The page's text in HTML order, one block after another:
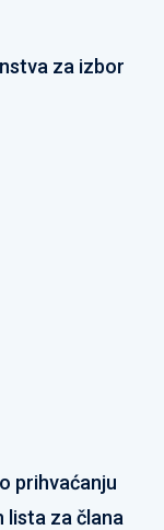
za izbor
prihvaćanju
lista za člana